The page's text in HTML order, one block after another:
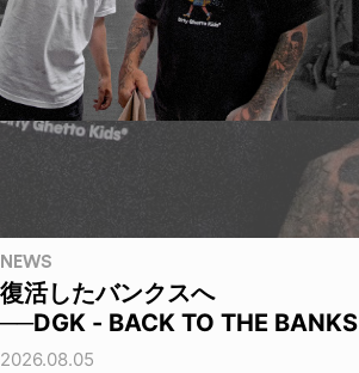
NEWS
復活したバンクスへ
──DGK - BACK TO THE BANKS
2026.08.05